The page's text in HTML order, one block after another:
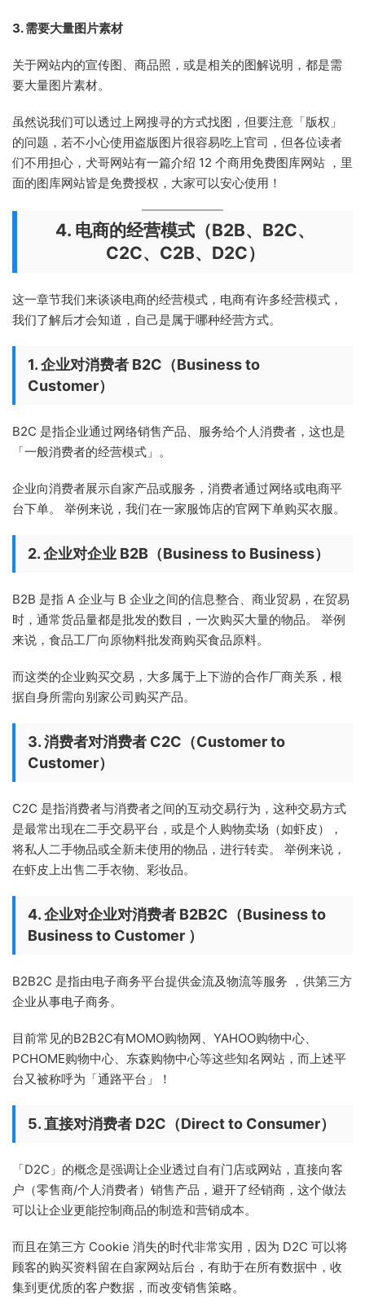
3. 需要大量图片素材
关于网站内的宣传图、商品照，或是相关的图解说明，都是需
要大量图片素材。
虽然说我们可以透过上网搜寻的方式找图，但要注意「版权」
的问题，若不小心使用盗版图片很容易吃上官司，但各位读者
们不用担心，犬哥网站有一篇介绍 12 个商用免费图库网站 ，里
面的图库网站皆是免费授权，大家可以安心使用！
4. 电商的经营模式（B2B、B2C、
C2C、C2B、D2C）
这一章节我们来谈谈电商的经营模式，电商有许多经营模式，
我们了解后才会知道，自己是属于哪种经营方式。
1. 企业对消费者 B2C（Business to
Customer）
B2C 是指企业通过网络销售产品、服务给个人消费者，这也是
「一般消费者的经营模式」。
企业向消费者展示自家产品或服务，消费者通过网络或电商平
台下单。 举例来说，我们在一家服饰店的官网下单购买衣服。
2. 企业对企业 B2B（Business to Business）
B2B 是指 A 企业与 B 企业之间的信息整合、商业贸易，在贸易
时，通常货品量都是批发的数目，一次购买大量的物品。 举例
来说，食品工厂向原物料批发商购买食品原料。
而这类的企业购买交易，大多属于上下游的合作厂商关系，根
据自身所需向别家公司购买产品。
3. 消费者对消费者 C2C（Customer to
Customer）
C2C 是指消费者与消费者之间的互动交易行为，这种交易方式
是最常出现在二手交易平台，或是个人购物卖场（如虾皮），
将私人二手物品或全新未使用的物品，进行转卖。 举例来说，
在虾皮上出售二手衣物、彩妆品。
4. 企业对企业对消费者 B2B2C（Business to
Business to Customer ）
B2B2C 是指由电子商务平台提供金流及物流等服务 ，供第三方
企业从事电子商务。
目前常见的B2B2C有MOMO购物网、YAHOO购物中心、
PCHOME购物中心、东森购物中心等这些知名网站，而上述平
台又被称呼为「通路平台」！
5. 直接对消费者 D2C（Direct to Consumer）
「D2C」的概念是强调让企业透过自有门店或网站，直接向客
户（零售商/个人消费者）销售产品，避开了经销商，这个做法
可以让企业更能控制商品的制造和营销成本。
而且在第三方 Cookie 消失的时代非常实用，因为 D2C 可以将
顾客的购买资料留在自家网站后台，有助于在所有数据中，收
集到更优质的客户数据，而改变销售策略。